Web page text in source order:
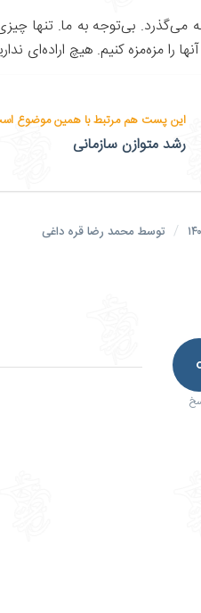
بی‌توجه به ما. تنها
را مزه‌مزه کنیم. هیچ اراده‌ای
این پست هم مرتبط با همین موضوع
رشد متوازن سازمانی
/ توسطمحمد رضا قره داغی